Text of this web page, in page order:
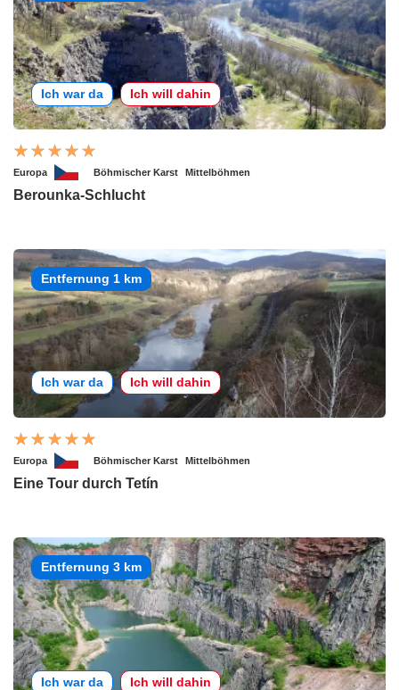
Ich war da Ich will dahin
Europa Böhmischer Karst Mittelböhmen
Berounka-Schlucht
Entfernung 1 km
Ich war da Ich will dahin
Europa Böhmischer Karst Mittelböhmen
Eine Tour durch Tetín
Entfernung 3 km
Ich war da Ich will dahin